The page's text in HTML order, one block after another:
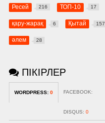
Ресей 216 ТОП-10 17
қару-жарақ 6 Қытай 157
әлем 28
ПІКІРЛЕР
WORDPRESS: 0 FACEBOOK:
DISQUS: 0